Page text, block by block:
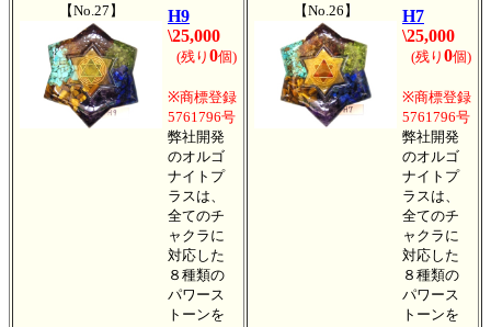
【No.27】
H9
\25,000
(残り 0個)
※商標登録
5761796号
弊社開発
のオルゴ
ナイトプ
ラスは、
全てのチ
ャクラに
対応した
８種類の
パワース
トーンを
【No.26】
H7
\25,000
(残り 0個)
※商標登録
5761796号
弊社開発
のオルゴ
ナイトプ
ラスは、
全てのチ
ャクラに
対応した
８種類の
パワース
トーンを